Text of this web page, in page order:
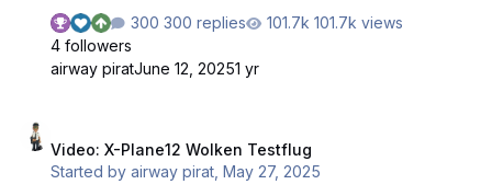
Nachmittag. Kurz nach Hamburg verwandelte sich mein
Hello Kitty Bomber in einen Kotzbomber. Hier sieht man
sehr schön wie die Böen das Flugzeug durchschütteln
und die Tragflächen anfangen zu schwingen. Ein kleines
über 40 FPS im Simulator. Gruss Ly
300 replies
101.7k views
4 followers
airway piratJune 12, 20251 yr
Video: X-Plane12 Wolken Testflug
Started byairway pirat ,May 27, 2025